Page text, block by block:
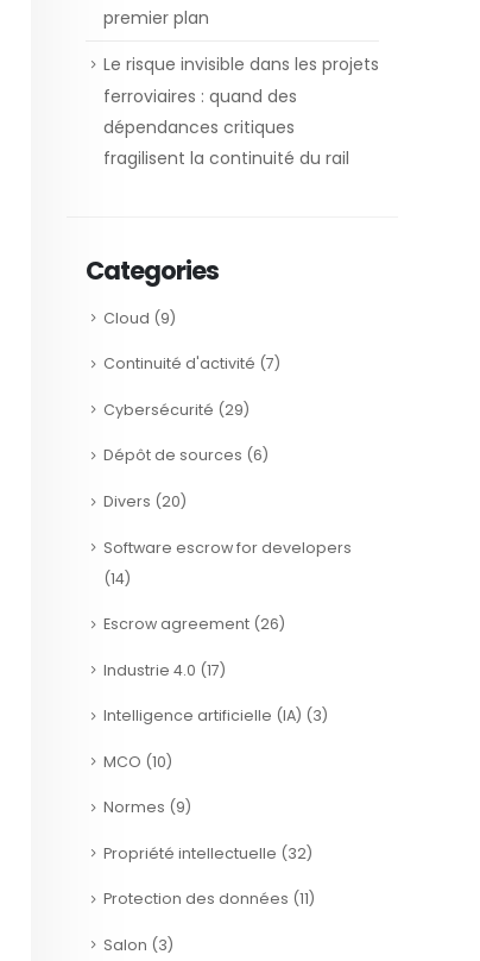
premier plan
Le risque invisible dans les projets
ferroviaires : quand des
dépendances critiques
fragilisent la continuité du rail
Categories
Cloud (9)
Continuité d'activité (7)
Cybersécurité (29)
Dépôt de sources (6)
Divers (20)
Software escrow for developers
(14)
Escrow agreement (26)
Industrie 4.0 (17)
Intelligence artificielle (IA) (3)
MCO (10)
Normes (9)
Propriété intellectuelle (32)
Protection des données (11)
Salon (3)